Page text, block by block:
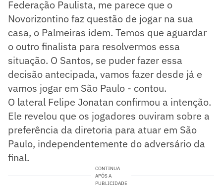
Federação Paulista, me parece que o
Novorizontino faz questão de jogar na sua
casa, o Palmeiras idem. Temos que aguardar
o outro finalista para resolvermos essa
situação. O Santos, se puder fazer essa
decisão antecipada, vamos fazer desde já e
vamos jogar em São Paulo - contou.
O lateral Felipe Jonatan confirmou a intenção.
Ele revelou que os jogadores ouviram sobre a
preferência da diretoria para atuar em São
Paulo, independentemente do adversário da
final.
CONTINUA
APÓS A
PUBLICIDADE